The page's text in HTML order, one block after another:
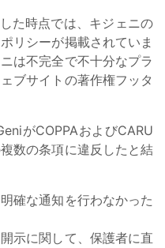
た時点では、キジェニの
リシーが掲載されていま
は不完全で不十分なプラ
ブサイトの著作権フッタ
がCOPPAおよびCARU
数の条項に違反したと結
確な通知を行わなかった
示に関して、保護者に直